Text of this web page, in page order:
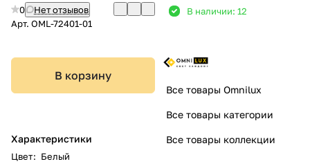
0
Нет отзывов
Арт. OML-72401-01
В корзину
Характеристики
Цвет: Белый
В наличии: 12
Все товары Omnilux
Все товары категории
Все товары коллекции